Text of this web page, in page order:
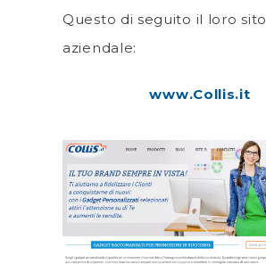
Questo di seguito il loro sito
aziendale:
www.Collis.it